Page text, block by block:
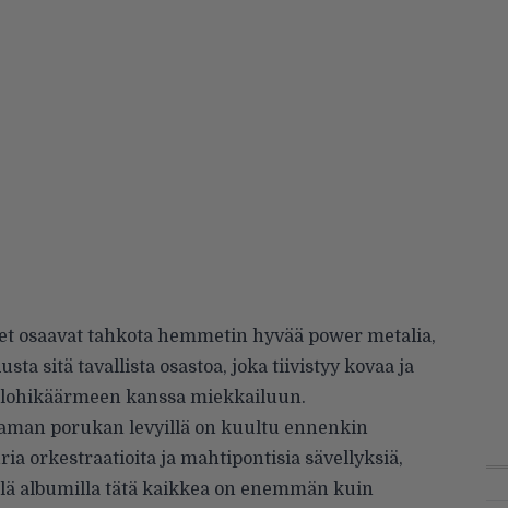
osaavat tahkota hemmetin hyvää power metalia,
sitä tavallista osastoa, joka tiivistyy kovaa ja
kanssa miekkailuun.
porukan levyillä on kuultu ennenkin
orkestraatioita ja mahtipontisia sävellyksiä,
albumilla tätä kaikkea on enemmän kuin